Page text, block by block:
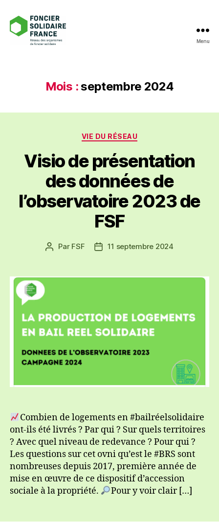
Menu
Mois :septembre 2024
Catégories
VIE DU RÉSEAU
Visio de présentation
des données de
l’observatoire 2023 de
FSF
Auteur
Par FSF
Date11 septembre 2024
Combien de logements en #bailréelsolidaire
ont-ils été livrés ? Par qui ? Sur quels territoires
? Avec quel niveau de redevance ? Pour qui ?
Les questions sur cet ovni qu’est le #BRS sont
nombreuses depuis 2017, première année de
mise en œuvre de ce dispositif d’accession
sociale à la propriété.
Pour y voir clair […]